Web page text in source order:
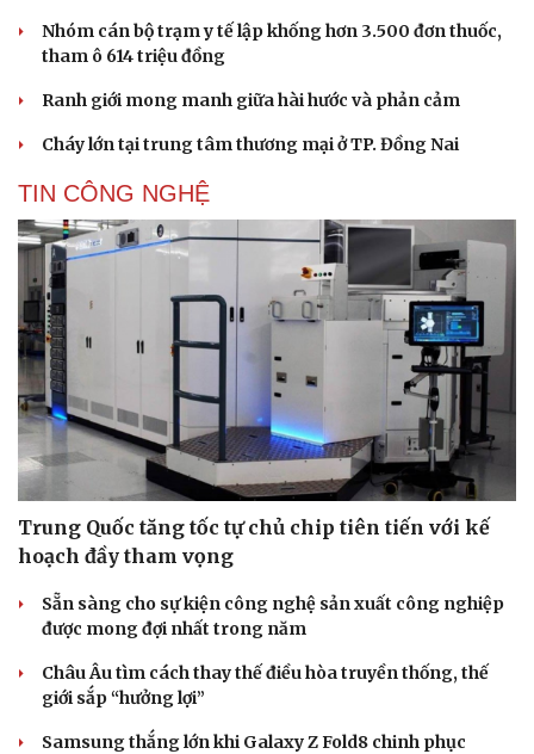
Cải chính
Nhóm cán bộ trạm y tế lập khống hơn 3.500 đơn thuốc,
tham ô 614 triệu đồng
Ranh giới mong manh giữa hài hước và phản cảm
Cháy lớn tại trung tâm thương mại ở TP. Đồng Nai
TIN CÔNG NGHỆ
Trung Quốc tăng tốc tự chủ chip tiên tiến với kế
hoạch đầy tham vọng
Sẵn sàng cho sự kiện công nghệ sản xuất công nghiệp
được mong đợi nhất trong năm
Châu Âu tìm cách thay thế điều hòa truyền thống, thế
giới sắp “hưởng lợi”
Samsung thắng lớn khi Galaxy Z Fold8 chinh phục